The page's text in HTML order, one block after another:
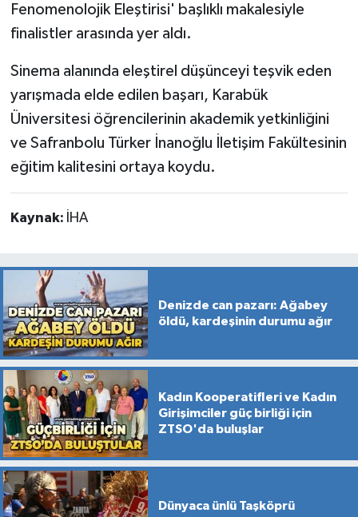
Fenomenolojik Eleştirisi' başlıklı makalesiyle
finalistler arasında yer aldı.
Sinema alanında eleştirel düşünceyi teşvik eden
yarışmada elde edilen başarı, Karabük
Üniversitesi öğrencilerinin akademik yetkinliğini
ve Safranbolu Türker İnanoğlu İletişim Fakültesinin
eğitim kalitesini ortaya koydu.
Kaynak: İHA
Denizde can pazarı: Ağabey
öldü, kardeşinin durumu ağır
Kadın Kooperatifleri ve Kadın
Girişimciler güç birliği için
ZTSO'da buluşlar
Dünyaca ünlü Taşköprü